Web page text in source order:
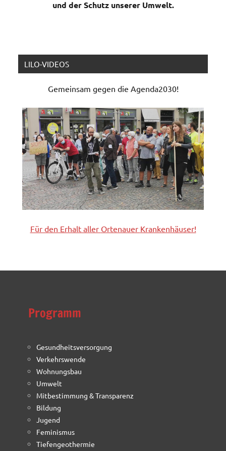
und der Schutz unserer Umwelt.
LILO-VIDEOS
Gemeinsam gegen die Agenda2030!
Für den Erhalt aller Ortenauer Krankenhäuser!
Programm
Gesundheitsversorgung
Verkehrswende
Wohnungsbau
Umwelt
Mitbestimmung & Transparenz
Bildung
Jugend
Feminismus
Tiefengeothermie